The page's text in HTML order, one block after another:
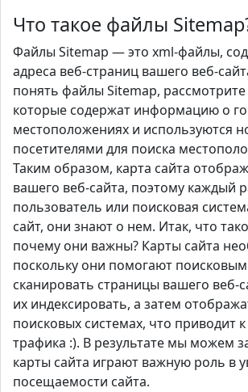
Что такое файлы
Файлы Sitemap — это xml-файлы,
адреса веб-страниц вашего веб-
понять файлы Sitemap,
которые содержат информацию о
местоположениях и используются
посетителями для поиска
Таким образом, карта сайта
вашего веб-сайта, поэтому каждый
пользователь или поисковая
сайт, они знают о нем. Итак, что
почему они важны? Карты сайта
поскольку они помогают
сканировать страницы вашего веб-
их индексировать, а затем
поисковых системах, что приводит
трафика :). В результате мы можем
карты сайта играют важную роль в
посещаемости сайта.